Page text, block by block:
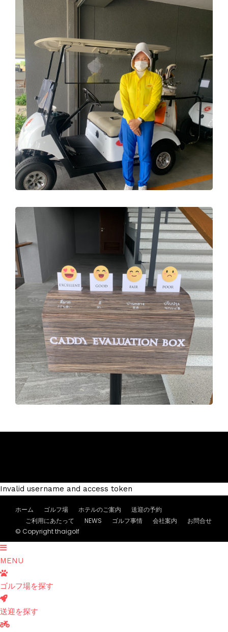
Invalid username and access token
ホーム ゴルフ場 ホテルのご案内
送迎の予約
ご利用にあたって
NEWS ゴルフ事情 会社案内
お問合せ
© Copyright thaigolf
MENU
ゴルフ場を探す
送迎を探す